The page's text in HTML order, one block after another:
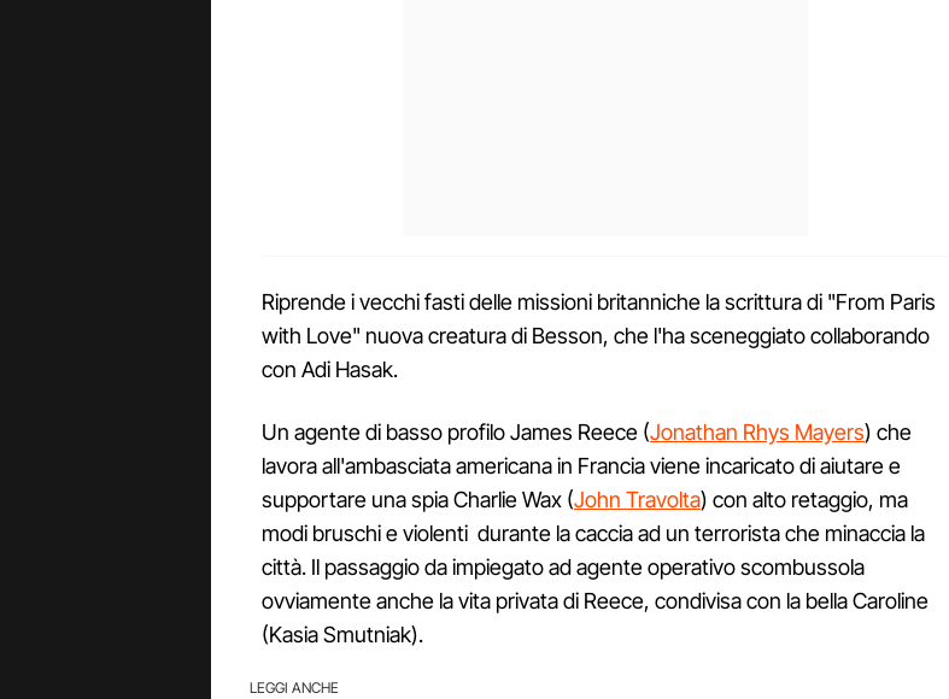
Riprende i vecchi fasti delle missioni britanniche la scrittura di "From Paris
with Love" nuova creatura di Besson, che l'ha sceneggiato collaborando
con Adi Hasak.
Un agente di basso profilo James Reece (Jonathan Rhys Mayers) che
lavora all'ambasciata americana in Francia viene incaricato di aiutare e
supportare una spia Charlie Wax (John Travolta) con alto retaggio, ma
modi bruschi e violenti durante la caccia ad un terrorista che minaccia la
città. Il passaggio da impiegato ad agente operativo scombussola
ovviamente anche la vita privata di Reece, condivisa con la bella Caroline
(Kasia Smutniak).
LEGGI ANCHE